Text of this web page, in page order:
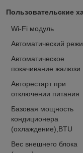
Пользовательские
Wi-Fi модуль
Автоматический
Автоматическое
покачивание жалюзи
Авторестарт при
отключении питания
Базовая мощность
кондиционера
(охлаждение),BTU
Вес внешнего блока